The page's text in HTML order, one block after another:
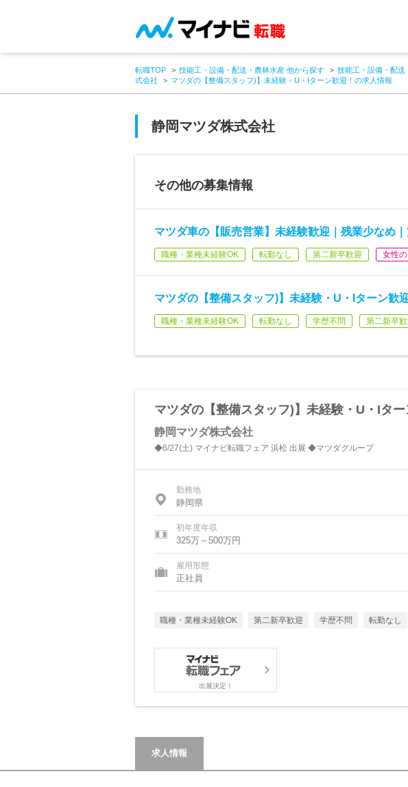
転職TOP 技能工・設備・配送・農林水産 他から探す 技能工・設備・配送
式会社
マツダの【整備スタッフ)】未経験・U・Iターン歓迎！の求人情報
静岡マツダ株式会社
その他の募集情報
マツダ車の【販売営業】未経験歓迎｜残業少なめ
職種・業種未経験OK 転勤なし 第二新卒歓迎 女性
マツダの【整備スタッフ)】未経験・U・Iターン歓
職種・業種未経験OK 転勤なし 学歴不問 第二新卒
マツダの【整備スタッフ)】未経験・U・Iター
静岡マツダ株式会社
◆6/27(土) マイナビ転職フェア 浜松 出展 ◆マツダグループ
勤務地
静岡県
初年度年収
325万～500万円
雇用形態
正社員
職種・業種未経験OK 第二新卒歓迎 学歴不問 転勤なし
出展決定！
求人情報